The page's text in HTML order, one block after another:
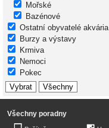
Mořské
Bazénové
Ostatní obyvatelé akvária
Burzy a výstavy
Krmiva
Nemoci
Pokec
Všechny poradny